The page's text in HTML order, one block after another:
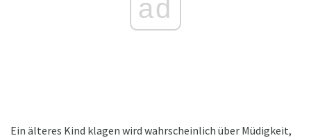
ad
Ein älteres Kind klagen wird wahrscheinlich über Müdigkeit,